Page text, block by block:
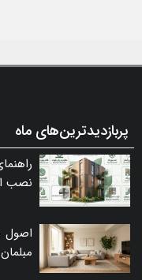
پربازدیدترین‌های ماه
نصب
اصول